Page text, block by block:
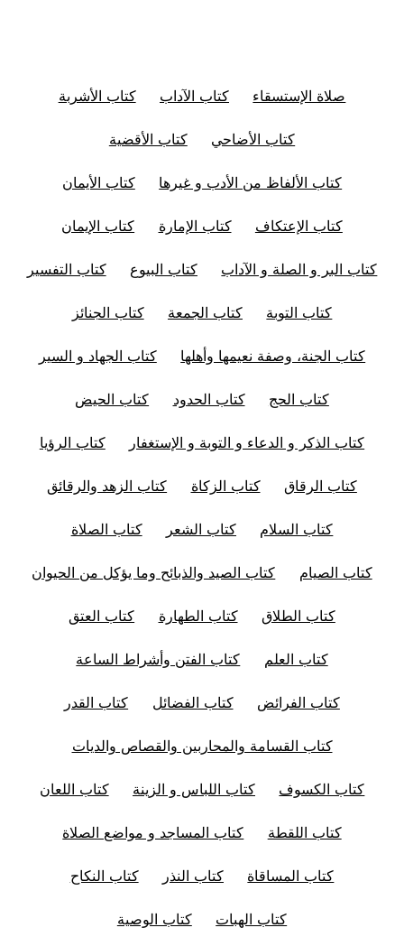
صلاة الإستسقاء كتاب الآداب كتاب الأشربة
كتاب الأضاحي كتاب الأقضية
كتاب الألفاظ من الأدب و غيرها كتاب الأيمان
كتاب الإعتكاف كتاب الإمارة كتاب الإيمان
كتاب البر و الصلة و الآداب كتاب البيوع كتاب التفسير
كتاب التوبة كتاب الجمعة كتاب الجنائز
كتاب الجنة، وصفة نعيمها وأهلها كتاب الجهاد و السير
كتاب الحج كتاب الحدود كتاب الحيض
كتاب الذكر و الدعاء و التوبة و الإستغفار كتاب الرؤيا
كتاب الرقاق كتاب الزكاة كتاب الزهد والرقائق
كتاب السلام كتاب الشعر كتاب الصلاة
كتاب الصيام كتاب الصيد والذبائح وما يؤكل من الحيوان
كتاب الطلاق كتاب الطهارة كتاب العتق
كتاب العلم كتاب الفتن وأشراط الساعة
كتاب الفرائض كتاب الفضائل كتاب القدر
كتاب القسامة والمحاربين والقصاص والديات
كتاب الكسوف كتاب اللباس و الزينة كتاب اللعان
كتاب اللقطة كتاب المساجد و مواضع الصلاة
كتاب المساقاة كتاب النذر كتاب النكاح
كتاب الهبات كتاب الوصية